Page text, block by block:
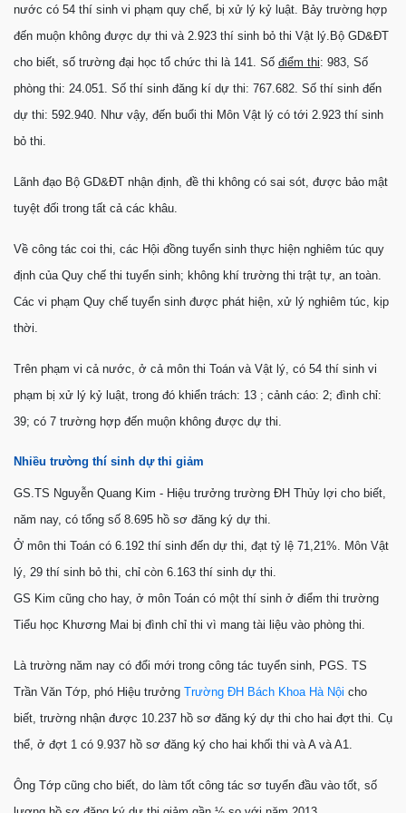
nước có 54 thí sinh vi phạm quy chế, bị xử lý kỷ luật. Bảy trường hợp
đến muộn không được dự thi và 2.923 thí sinh bỏ thi Vật lý.Bộ GD&ĐT
cho biết, số trường đại học tổ chức thi là 141. Số điểm thi: 983, Số
phòng thi: 24.051. Số thí sinh đăng kí dự thi: 767.682. Số thí sinh đến
dự thi: 592.940. Như vậy, đến buổi thi Môn Vật lý có tới 2.923 thí sinh
bỏ thi.
Lãnh đạo Bộ GD&ĐT nhận định, đề thi không có sai sót, được bảo mật
tuyệt đối trong tất cả các khâu.
Về công tác coi thi, các Hội đồng tuyển sinh thực hiện nghiêm túc quy
định của Quy chế thi tuyển sinh; không khí trường thi trật tự, an toàn.
Các vi phạm Quy chế tuyển sinh được phát hiện, xử lý nghiêm túc, kịp
thời.
Trên phạm vi cả nước, ở cả môn thi Toán và Vật lý, có 54 thí sinh vi
phạm bị xử lý kỷ luật, trong đó khiển trách: 13 ; cảnh cáo: 2; đình chỉ:
39; có 7 trường hợp đến muộn không được dự thi.
Nhiều trường thí sinh dự thi giảm
GS.TS Nguyễn Quang Kim - Hiệu trưởng trường ĐH Thủy lợi cho biết,
năm nay, có tổng số 8.695 hồ sơ đăng ký dự thi.
Ở môn thi Toán có 6.192 thí sinh đến dự thi, đạt tỷ lệ 71,21%. Môn Vật
lý, 29 thí sinh bỏ thi, chỉ còn 6.163 thí sinh dự thi.
GS Kim cũng cho hay, ở môn Toán có một thí sinh ở điểm thi trường
Tiểu học Khương Mai bị đình chỉ thi vì mang tài liệu vào phòng thi.
Là trường năm nay có đổi mới trong công tác tuyển sinh, PGS. TS
Trần Văn Tớp, phó Hiệu trưởng Trường ĐH Bách Khoa Hà Nội cho
biết, trường nhận được 10.237 hồ sơ đăng ký dự thi cho hai đợt thi. Cụ
thể, ở đợt 1 có 9.937 hồ sơ đăng ký cho hai khối thi và A và A1.
Ông Tớp cũng cho biết, do làm tốt công tác sơ tuyển đầu vào tốt, số